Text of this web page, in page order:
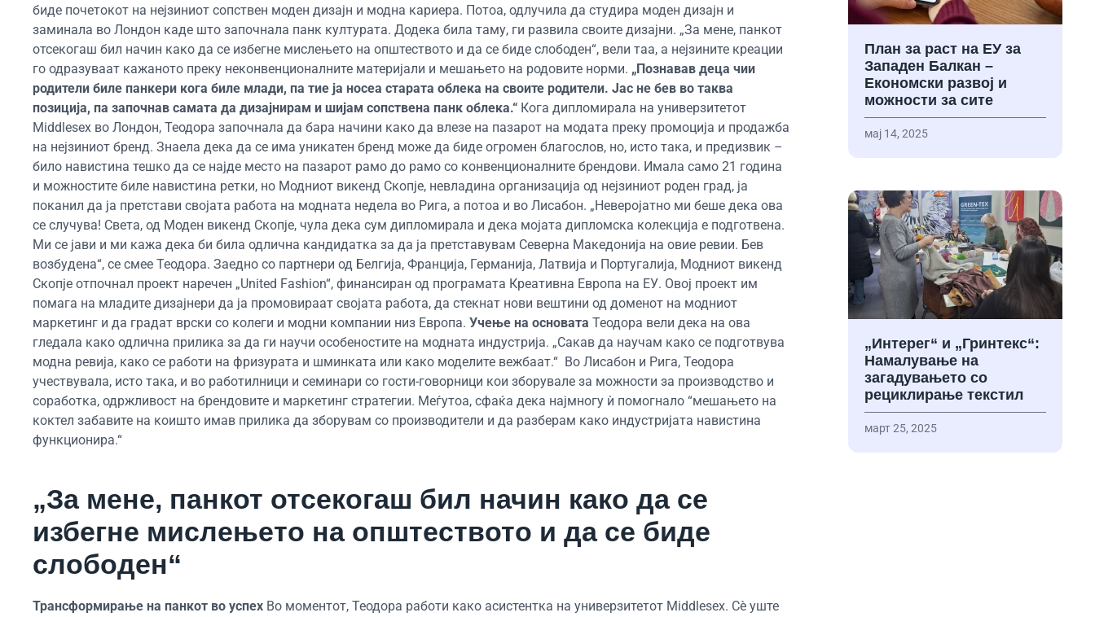
биде почетокот на нејзиниот сопствен моден дизајн и модна кариера. Потоа, одлучила да студира моден дизајн и
заминала во Лондон каде што започнала панк културата. Додека била таму, ги развила своите дизајни. „За мене, панкот
отсекогаш бил начин како да се избегне мислењето на општеството и да се биде слободен“, вели таа, а нејзините креации
го одразуваат кажаното преку неконвенционалните материјали и мешањето на родовите норми. „Познавав деца чии
родители биле панкери кога биле млади, па тие ја носеа старата облека на своите родители. Јас не бев во таква
позиција, па започнав самата да дизајнирам и шијам сопствена панк облека.“ Кога дипломирала на универзитетот
Middlesex во Лондон, Теодора започнала да бара начини како да влезе на пазарот на модата преку промоција и продажба
на нејзиниот бренд. Знаела дека да се има уникатен бренд може да биде огромен благослов, но, исто така, и предизвик –
било навистина тешко да се најде место на пазарот рамо до рамо со конвенционалните брендови. Имала само 21 година
и можностите биле навистина ретки, но Модниот викенд Скопје, невладина организација од нејзиниот роден град, ја
поканил да ја претстави својата работа на модната недела во Рига, а потоа и во Лисабон. „Неверојатно ми беше дека ова
се случува! Света, од Моден викенд Скопје, чула дека сум дипломирала и дека мојата дипломска колекција е подготвена.
Ми се јави и ми кажа дека би била одлична кандидатка за да ја претставувам Северна Македонија на овие ревии. Бев
возбудена“, се смее Теодора. Заедно со партнери од Белгија, Франција, Германија, Латвија и Португалија, Модниот викенд
Скопје отпочнал проект наречен „United Fashion“, финансиран од програмата Креативна Европа на ЕУ. Овој проект им
помага на младите дизајнери да ја промовираат својата работа, да стекнат нови вештини од доменот на модниот
маркетинг и да градат врски со колеги и модни компании низ Европа. Учење на основата Теодора вели дека на ова
гледала како одлична прилика за да ги научи особеностите на модната индустрија. „Сакав да научам како се подготвува
модна ревија, како се работи на фризурата и шминката или како моделите вежбаат.“ Во Лисабон и Рига, Теодора
учествувала, исто така, и во работилници и семинари со гости-говорници кои зборувале за можности за производство и
соработка, одржливост на брендовите и маркетинг стратегии. Меѓутоа, сфаќа дека најмногу ѝ помогнало “мешањето на
коктел забавите на коишто имав прилика да зборувам со производители и да разберам како индустријата навистина
функционира.“
„За мене, панкот отсекогаш бил начин како да се
избегне мислењето на општеството и да се биде
слободен“
Трансформирање на панкот во успех Во моментот, Теодора работи како асистентка на универзитетот Middlesex. Сè уште
План за раст на ЕУ за
Западен Балкан –
Економски развој и
можности за сите
мај 14, 2025
„Интерег“ и „Гринтекс“:
Намалување на
загадувањето со
рециклирање текстил
март 25, 2025